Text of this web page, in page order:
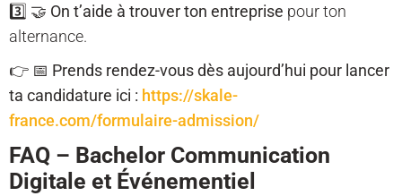
3️⃣ 🤝 On t’aide à trouver ton entreprise pour ton
alternance.
👉 📅 Prends rendez-vous dès aujourd’hui pour lancer
ta candidature ici : https://skale-
france.com/formulaire-admission/
FAQ – Bachelor Communication
Digitale et Événementiel